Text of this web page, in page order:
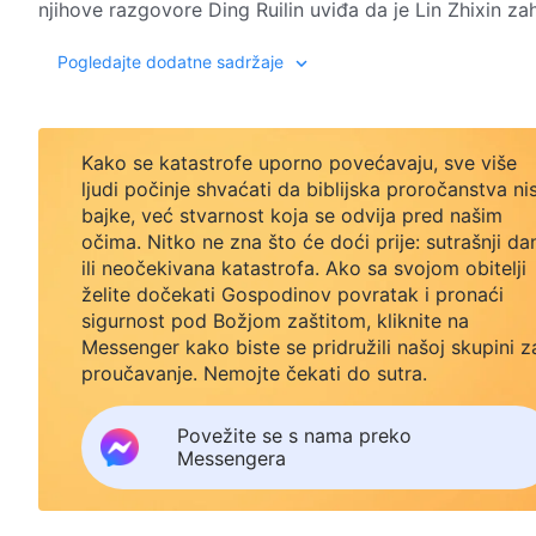
njihove razgovore Ding Ruilin uviđa da je Lin Zhixin
budi želju da i sama povjeruje u Boga. Nedugo
čak prijeti i paraliza. Patnja uzrokovana bolešću
živjeti? Isplati li se žrtvovati život zbog bogatstva i
ispraznosti i patnje? Može li ih spasiti od smrti? Kroz
Ding Ruilin postupno jasno uviđa odgovore na ta
napokon pronalazi oslobođenje za svoj duh. Vođena
sreću u životu…
Pogledajte dodatne sadržaje
Kako se katastrofe uporno povećavaju, sve više
ljudi počinje shvaćati da biblijska proročanstva
bajke, već stvarnost koja se odvija pred našim
očima. Nitko ne zna što će doći prije: sutrašnji
ili neočekivana katastrofa. Ako sa svojom obitelji
želite dočekati Gospodinov povratak i pronaći
sigurnost pod Božjom zaštitom, kliknite na
Messenger kako biste se pridružili našoj skupini
proučavanje. Nemojte čekati do sutra.
Povežite se s nama preko
Messengera